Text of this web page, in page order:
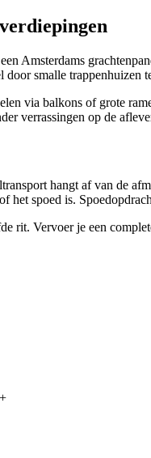
Amsterdams
door smalle trappenhuizen
via balkons of grote
verrassingen op de
hangt af van de
het spoed is.
rit. Vervoer je een